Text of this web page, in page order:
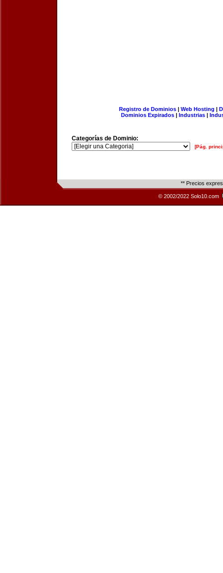
Registro de Dominios| Web Hosting |
Dominios Expirados | Industrias |
Categorías de Dominio:
[Pág.
** Precios
© 2002/2022 Solo10.com